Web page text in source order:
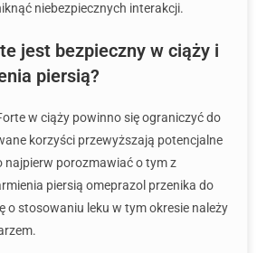
niebezpiecznych interakcji.
jest bezpieczny w ciąży i
piersią?
w ciąży powinno się ograniczyć do
korzyści przewyższają potencjalne
najpierw porozmawiać o tym z
piersią omeprazol przenika do
o stosowaniu leku w tym okresie należy